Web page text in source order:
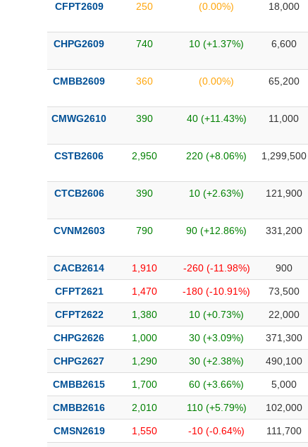
CFPT2609 250 (0.00%) 18,000
CHPG2609 740 10 (+1.37%) 6,600
CMBB2609 360 (0.00%) 65,200
CMWG2610 390 40 (+11.43%) 11,000
CSTB2606 2,950 220 (+8.06%) 1,299,500
CTCB2606 390 10 (+2.63%) 121,900
CVNM2603 790 90 (+12.86%) 331,200
CACB2614 1,910 -260 (-11.98%) 900
CFPT2621 1,470 -180 (-10.91%) 73,500
CFPT2622 1,380 10 (+0.73%) 22,000
CHPG2626 1,000 30 (+3.09%) 371,300
CHPG2627 1,290 30 (+2.38%) 490,100
CMBB2615 1,700 60 (+3.66%) 5,000
CMBB2616 2,010 110 (+5.79%) 102,000
CMSN2619 1,550 -10 (-0.64%) 111,700